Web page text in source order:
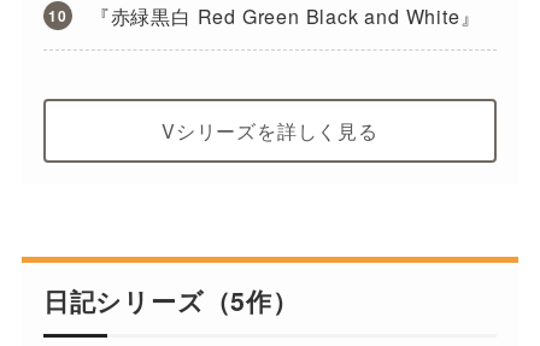
『赤緑黒白 Red Green Black and White』
Vシリーズを詳しく見る
日記シリーズ（5作）